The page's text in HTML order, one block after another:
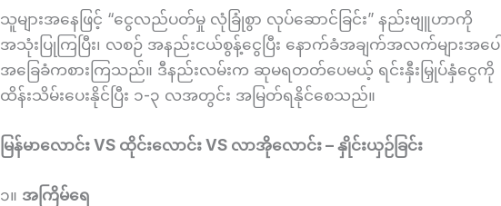
သူများအနေဖြင့် “ငွေလည်ပတ်မှု လုံခြုံစွာ လုပ်ဆောင်ခြင်း” နည်းဗျူဟာကို
အသုံးပြုကြပြီး၊ လစဉ် အနည်းငယ်စွန့်ငွေပြီး နောက်ခံအချက်အလက်များအပေါ်
အခြေခံကစားကြသည်။ ဒီနည်းလမ်းက ဆုမရတတ်ပေမယ့် ရင်းနှီးမြှုပ်နှံငွေကို
ထိန်းသိမ်းပေးနိုင်ပြီး ၁-၃ လအတွင်း အမြတ်ရနိုင်စေသည်။
မြန်မာလောင်း VS ထိုင်းလောင်း VS လာအိုလောင်း – နှိုင်းယှဉ်ခြင်း
၁။ အကြိမ်ရေ